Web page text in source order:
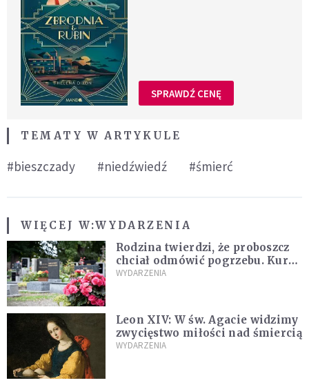
SPRAWDŹ CENĘ
TEMATY W ARTYKULE
#bieszczady #niedźwiedź #śmierć
WIĘCEJ W:WYDARZENIA
Rodzina twierdzi, że proboszcz
chciał odmówić pogrzebu. Kuria
zapowiada wyjaśnienia
WYDARZENIA
Leon XIV: W św. Agacie widzimy
zwycięstwo miłości nad śmiercią
WYDARZENIA